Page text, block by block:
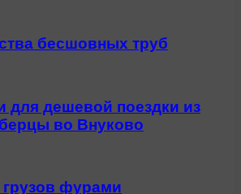
бесшовных труб
для дешевой поездки из
во Внуково
грузов фурами